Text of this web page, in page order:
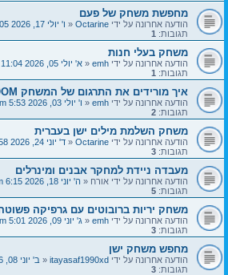
מחפשת משחק של פעם
הודעה אחרונה על ידי Octarine
«ו' יולי 17, 2026 2:05 pm
תגובות: 1
משחק בעלי חנות
הודעה אחרונה על ידי emh
«א' יולי 05, 2026 11:04 am
תגובות: 1
איך מורידים את התרגום של המשחק LOOM האורגים?
הודעה אחרונה על ידי emh
«ו' יולי 03, 2026 5:53 pm
תגובות: 2
משחק השלמת מילים ישן בעברית
הודעה אחרונה על ידי Octarine
«ד' יוני 24, 2026 11:58 am
תגובות: 3
מעבדה ניידת למחקר אבנים ומינרלים
הודעה אחרונה על ידי אורח«ה' יוני 18, 2026 6:15 pm
תגובות: 5
משחק יריות ברובוטים עם גרפיקה פשוטה
הודעה אחרונה על ידי emh
«ג' יוני 09, 2026 5:01 pm
תגובות: 3
מחפש משחק ישן
הודעה אחרונה על ידי itayasaf1990xd
«ב' יוני 08, 2026 8:30 pm
תגובות: 3